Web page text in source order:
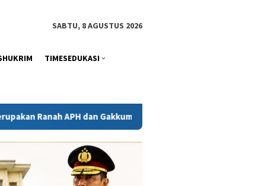
SABTU, 8 AGUSTUS 2026
TIMESEDUKASI
ESDM Kejati Sultra Telaah Laporan KPH